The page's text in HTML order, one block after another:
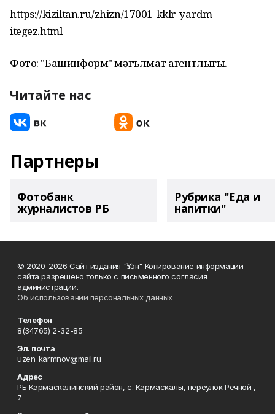
https://kiziltan.ru/zhizn/17001-kklr-yardm-
itegez.html
Фото: "Башинформ" мәгълүмат агентлыгы.
Читайте нас
Партнеры
Фотобанк
журналистов РБ
Рубрика "Еда и
напитки"
© 2020-2026 Сайт издания "Үзән" Копирование информации
сайта разрешено только с письменного согласия
администрации.
Об использовании персональных данных
Телефон
8(34765) 2-32-85
Эл. почта
uzen_karmnov@mail.ru
Адрес
РБ Кармаскалинский район, с. Кармаскалы, переулок Речной ,
7